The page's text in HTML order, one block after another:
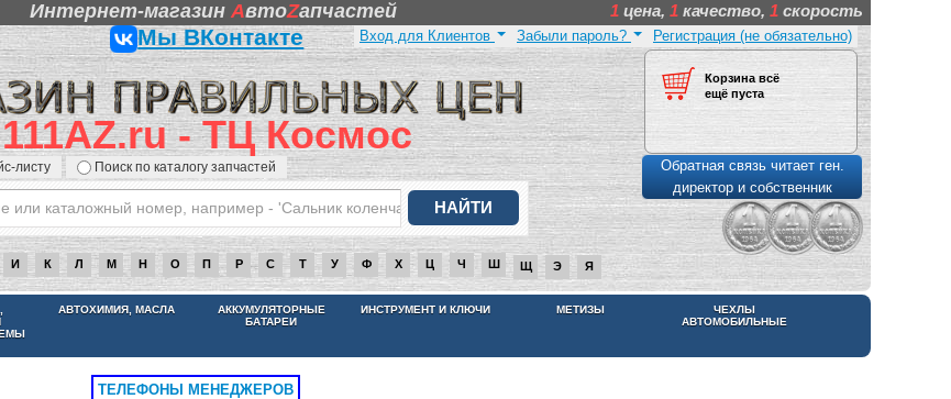
Интернет-магазинAвтоZапчастей 1 цена, 1 качество, 1 скорость
Мы ВКонтакте
111AZ.ru - ТЦ Космос
листу Поиск по каталогу запчастей
Регистрация (не обязательно)
Забыли пароль?
Вход для Клиентов
Корзина всё
ещё пуста
Обратная связь читает ген.
директор и собственник
И К Л М Н О П Р С Т У Ф Х Ц Ч Ш Щ Э Я
НАМ НЕ СТЫДНО ЗА НАШИ ЦЕНЫ
АВТОХИМИЯ, МАСЛА
АККУМУЛЯТОРНЫЕ
БАТАРЕИ
ИНСТРУМЕНТ И КЛЮЧИ МЕТИЗЫ
ЧЕХЛЫ
АВТОМОБИЛЬНЫЕ
ТЕЛЕФОНЫ МЕНЕДЖЕРОВ